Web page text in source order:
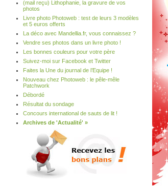
(mail reçu) Lithophanie, la gravure de vos
photos
Livre photo Photoweb : test de leurs 3 modèles
et 5 euros offerts
La déco avec Mandellia.fr, vous connaissez ?
Vendre ses photos dans un livre photo !
Les bonnes couleurs pour votre père
Suivez-moi sur Facebook et Twitter
Faites la Une du journal de l’Equipe !
Nouveau chez Photoweb : le pêle-mêle
Patchwork
Débordé
Résultat du sondage
Concours international de sauts de lit !
Archives de 'Actualité' »